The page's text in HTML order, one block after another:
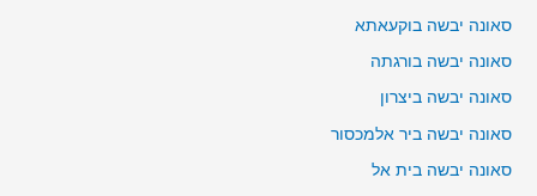
סאונה יבשה בוקעאתא
סאונה יבשה בורגתה
סאונה יבשה ביצרון
סאונה יבשה ביר אלמכסור
סאונה יבשה בית אל